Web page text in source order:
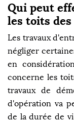
Qui peut
les toits des
Les travaux
négliger
en
concerne les
travaux de
d'opération va
de la durée de